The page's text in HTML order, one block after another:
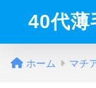
40代薄
ホーム マチ